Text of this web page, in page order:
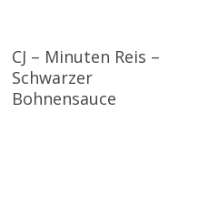
CJ – Minuten Reis –
Schwarzer
Bohnensauce